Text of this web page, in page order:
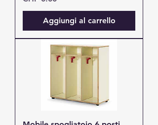
Aggiungi al carrello